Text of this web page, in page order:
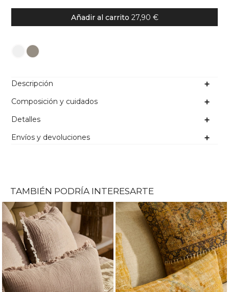
Color
Añadir al carrito 27,90 €
Descripción
Composición y cuidados
Detalles
Envíos y devoluciones
TAMBIÉN PODRÍA INTERESARTE